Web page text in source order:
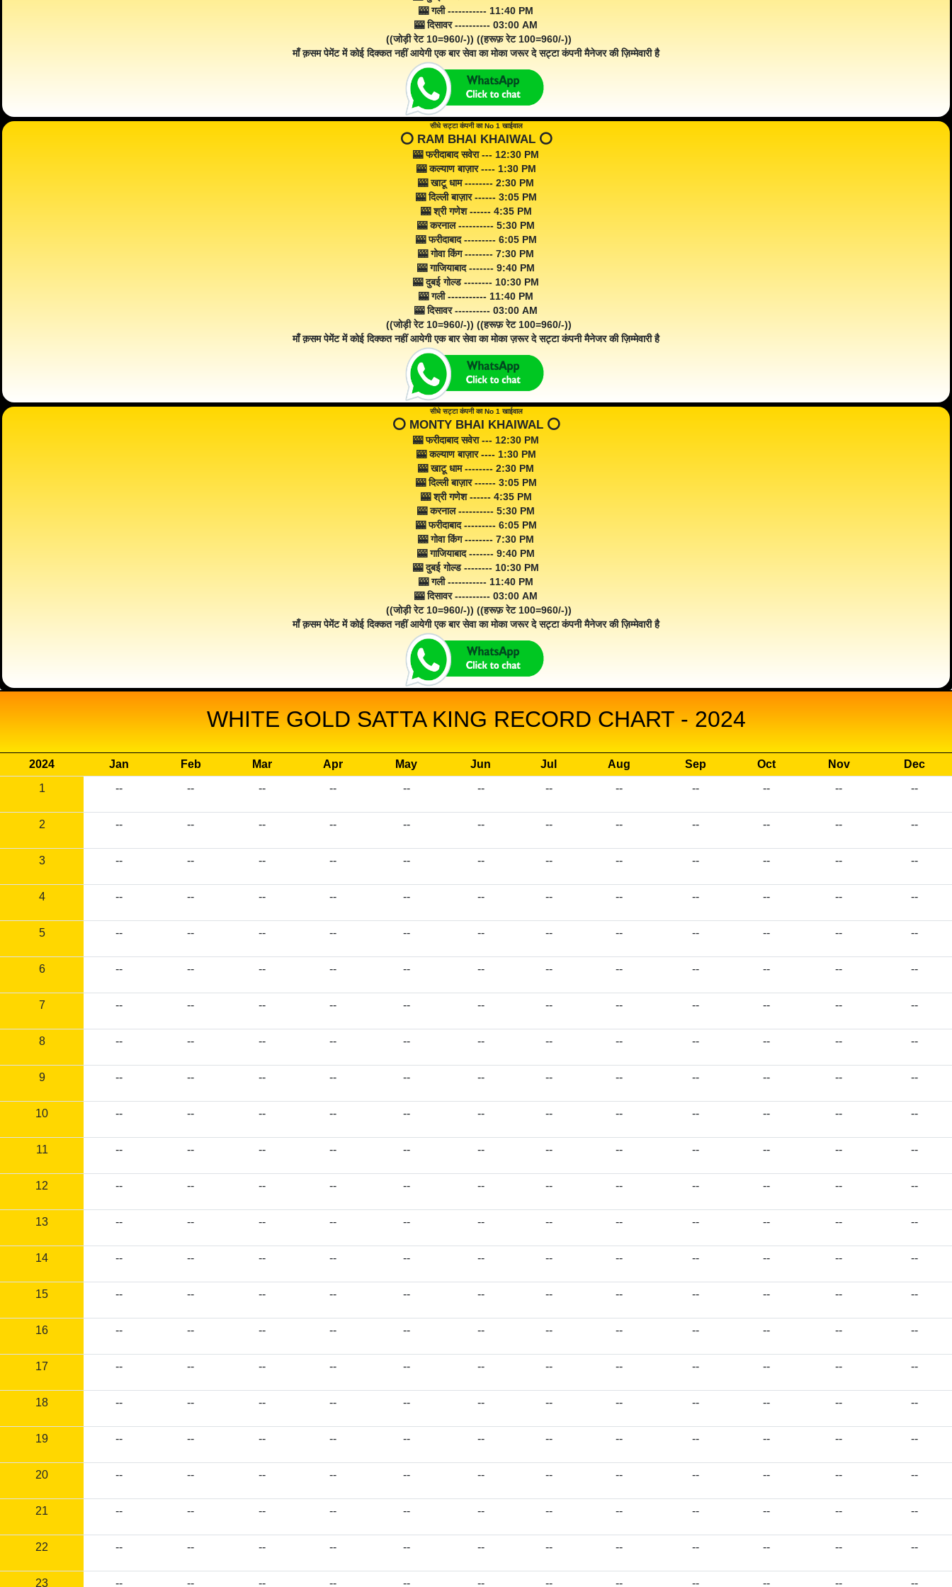
🎰 गली ----------- 11:40 PM
🎰 दिसावर ---------- 03:00 AM
((जोड़ी रेट 10=960/-)) ((हरूफ़ रेट 100=960/-))
माँ क़सम पेमेंट में कोई दिक्कत नहीं आयेगी एक बार सेवा का मोका जरूर दे सट्टा कंपनी मैनेजर की ज़िम्मेवारी है
सीधे सट्टा कंपनी का No 1 खाईवाल
⭕️ RAM BHAI KHAIWAL ⭕️
🎰 फरीदाबाद सवेरा --- 12:30 PM
🎰 कल्याण बाज़ार ---- 1:30 PM
🎰 खाटू धाम -------- 2:30 PM
🎰 दिल्ली बाज़ार ------ 3:05 PM
🎰 श्री गणेश ------ 4:35 PM
🎰 करनाल ---------- 5:30 PM
🎰 फरीदाबाद --------- 6:05 PM
🎰 गोवा किंग -------- 7:30 PM
🎰 गाजियाबाद ------- 9:40 PM
🎰 दुबई गोल्ड -------- 10:30 PM
🎰 गली ----------- 11:40 PM
🎰 दिसावर ---------- 03:00 AM
((जोड़ी रेट 10=960/-)) ((हरूफ़ रेट 100=960/-))
माँ क़सम पेमेंट में कोई दिक्कत नहीं आयेगी एक बार सेवा का मोका ज़रूर दे सट्टा कंपनी मैनेजर की ज़िम्मेवारी है
सीधे सट्टा कंपनी का No 1 खाईवाल
⭕️ MONTY BHAI KHAIWAL ⭕️
🎰 फरीदाबाद सवेरा --- 12:30 PM
🎰 कल्याण बाज़ार ---- 1:30 PM
🎰 खाटू धाम -------- 2:30 PM
🎰 दिल्ली बाज़ार ------ 3:05 PM
🎰 श्री गणेश ------ 4:35 PM
🎰 करनाल ---------- 5:30 PM
🎰 फरीदाबाद --------- 6:05 PM
🎰 गोवा किंग -------- 7:30 PM
🎰 गाजियाबाद ------- 9:40 PM
🎰 दुबई गोल्ड -------- 10:30 PM
🎰 गली ----------- 11:40 PM
🎰 दिसावर ---------- 03:00 AM
((जोड़ी रेट 10=960/-)) ((हरूफ़ रेट 100=960/-))
माँ क़सम पेमेंट में कोई दिक्कत नहीं आयेगी एक बार सेवा का मोका जरूर दे सट्टा कंपनी मैनेजर की ज़िम्मेवारी है
WHITE GOLD SATTA KING RECORD CHART - 2024
2024 Jan Feb Mar Apr May Jun Jul Aug Sep Oct Nov
Dec
1
-- -- -- -- -- -- -- -- -- -- -- --
2 -- -- -- -- -- -- -- -- -- -- -- --
3 -- -- -- -- -- -- -- -- -- -- -- --
4 -- -- -- -- -- -- -- -- -- -- -- --
5 -- -- -- -- -- -- -- -- -- -- -- --
6 -- -- -- -- -- -- -- -- -- -- -- --
7 -- -- -- -- -- -- -- -- -- -- -- --
8 -- -- -- -- -- -- -- -- -- -- -- --
9 -- -- -- -- -- -- -- -- -- -- -- --
10 -- -- -- -- -- -- -- -- -- -- -- --
11 -- -- -- -- -- -- -- -- -- -- -- --
12 -- -- -- -- -- -- -- -- -- -- -- --
13 -- -- -- -- -- -- -- -- -- -- -- --
14 -- -- -- -- -- -- -- -- -- -- -- --
15 -- -- -- -- -- -- -- -- -- -- -- --
16 -- -- -- -- -- -- -- -- -- -- -- --
17 -- -- -- -- -- -- -- -- -- -- -- --
18 -- -- -- -- -- -- -- -- -- -- -- --
19 -- -- -- -- -- -- -- -- -- -- -- --
20 -- -- -- -- -- -- -- -- -- -- -- --
21 -- -- -- -- -- -- -- -- -- -- -- --
22 -- -- -- -- -- -- -- -- -- -- -- --
23 -- -- -- -- -- -- -- -- -- -- -- --